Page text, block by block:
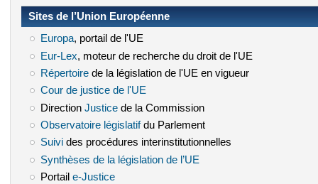
Sites de l’Union Européenne
Europa(le lien est externe)
, portail de l'UE
Eur-Lex (le lien est externe)
, moteur de recherche du droit de l'UE
Répertoire(le lien est externe)
de la législation de l'UE en vigueur
Cour de justice de l'UE
Direction Justice(le lien est externe)
de la Commission
Observatoire législatif(le lien est externe)
du Parlement
Suivi(le lien est externe)
des procédures interinstitutionnelles
Synthèses de la législation de l’UE
Portail e-Justice(le lien est externe)